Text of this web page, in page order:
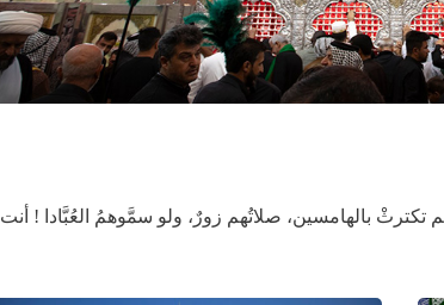
تكترثْ بالهامسين، صلاتُهم زورٌ، ولو سمَّوهمُ العُبَّادا ! أنت